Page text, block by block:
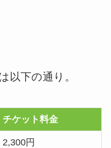
以下の通り。
チケット料金
2,300円